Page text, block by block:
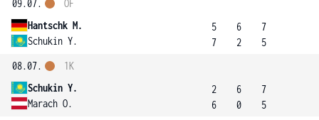
09.07.
Hantschk M.
Schukin Y.
OF
5
7
6
2
7
5
08.07.
Schukin Y.
Marach O.
1K
2
6
6
0
7
5